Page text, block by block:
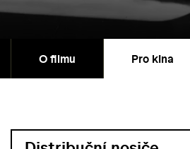
O filmu Pro kina